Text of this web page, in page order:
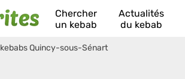
Chercher
un kebab
Actualités
du kebab
kebabs Quincy-sous-Sénart